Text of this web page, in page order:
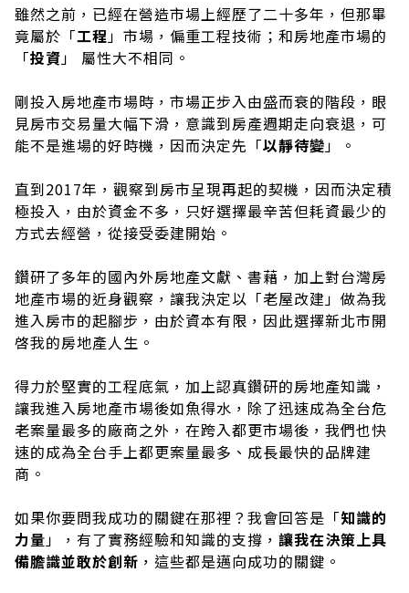
雖然之前，已經在營造市場上經歷了二十多年，但那畢
竟屬於「工程」市場，偏重工程技術；和房地產市場的
「投資」 屬性大不相同。
剛投入房地產市場時，市場正步入由盛而衰的階段，眼
見房市交易量大幅下滑，意識到房產週期走向衰退，可
能不是進場的好時機，因而決定先「以靜待變」。
直到2017年，觀察到房市呈現再起的契機，因而決定積
極投入，由於資金不多，只好選擇最辛苦但耗資最少的
方式去經營，從接受委建開始。
鑽研了多年的國內外房地產文獻、書藉，加上對台灣房
地產市場的近身觀察，讓我決定以「老屋改建」做為我
進入房市的起腳步，由於資本有限，因此選擇新北市開
啓我的房地產人生。
得力於堅實的工程底氣，加上認真鑽研的房地產知識，
讓我進入房地產市場後如魚得水，除了迅速成為全台危
老案量最多的廠商之外，在跨入都更市場後，我們也快
速的成為全台手上都更案量最多、成長最快的品牌建
商。
如果你要問我成功的關鍵在那裡？我會回答是「知識的
力量」，有了實務經驗和知識的支撐， 讓我在決策上具
備膽識並敢於創新 ，這些都是邁向成功的關鍵。